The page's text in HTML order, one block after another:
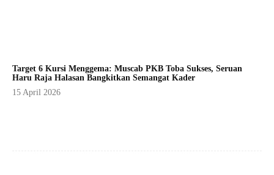
Target 6 Kursi Menggema: Muscab PKB Toba Sukses, Seruan
Haru Raja Halasan Bangkitkan Semangat Kader
15 April 2026